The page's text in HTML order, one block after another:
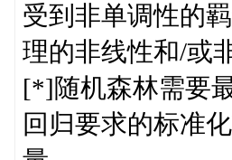
受到非单调性的
理的非线性和/或
[*]随机森林需要
回归要求的标准